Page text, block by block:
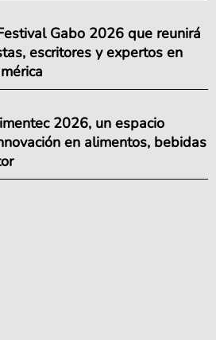
Gabo 2026 que reunirá
escritores y expertos en
2026, un espacio
en alimentos, bebidas